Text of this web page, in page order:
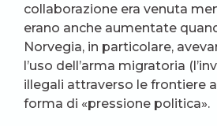
collaborazione era venuta
erano anche aumentate
Norvegia, in particolare,
l’uso dell’arma migratoria
illegali attraverso le frontiere
forma di «pressione politica».